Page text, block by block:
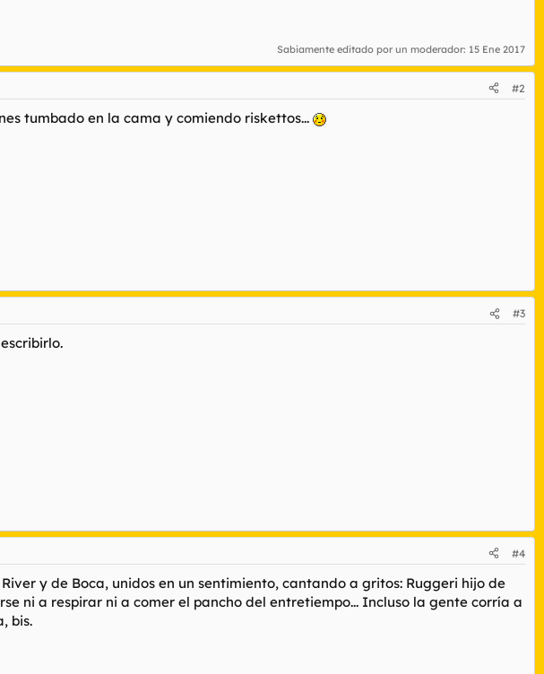
Sabiamente editado por un moderador: 15 Ene 2017
#2
tumbado en la cama y comiendo riskettos...
#3
#4
y de Boca, unidos en un sentimiento, cantando a gritos: Ruggeri hijo de
ni a respirar ni a comer el pancho del entretiempo... Incluso la gente corría a
bis.